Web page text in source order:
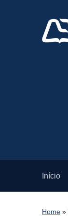
Início
Home »